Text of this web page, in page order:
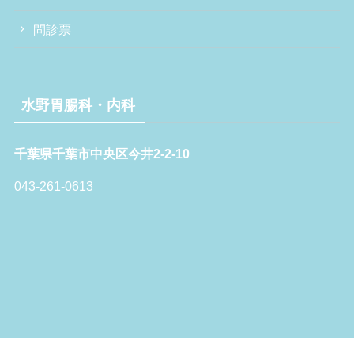
問診票
水野胃腸科・内科
千葉県千葉市中央区今井2-2-10
043-261-0613